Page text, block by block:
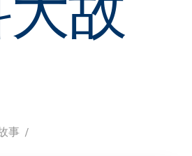
公众
事